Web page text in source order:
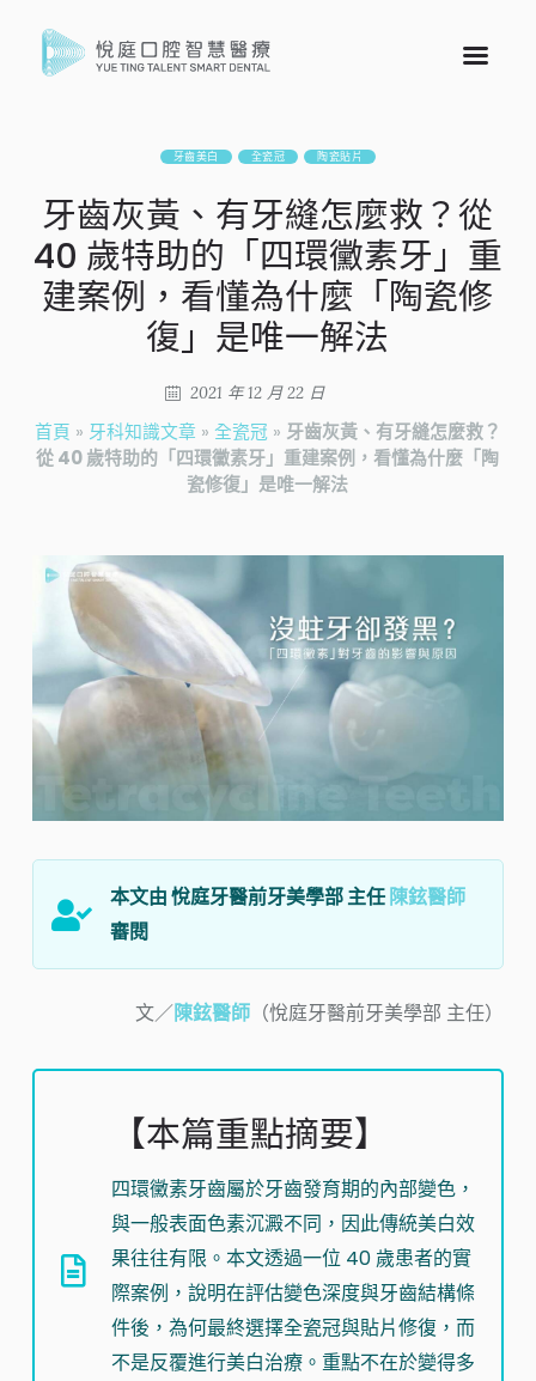
牙齒美白 全瓷冠 陶瓷貼片
牙齒灰黃、有牙縫怎麼救？從
40 歲特助的「四環黴素牙」重
建案例，看懂為什麼「陶瓷修
復」是唯一解法
2021 年 12 月 22 日
首頁 » 牙科知識文章 » 全瓷冠» 牙齒灰黃、有牙縫怎麼救？
從 40 歲特助的「四環黴素牙」重建案例，看懂為什麼「陶
瓷修復」是唯一解法
本文由 悅庭牙醫前牙美學部 主任陳鉉醫師
審閱
文／陳鉉醫師 （悅庭牙醫前牙美學部 主任）
【本篇重點摘要】
四環黴素牙齒屬於牙齒發育期的內部變色，
與一般表面色素沉澱不同，因此傳統美白效
果往往有限。本文透過一位 40 歲患者的實
際案例，說明在評估變色深度與牙齒結構條
件後，為何最終選擇全瓷冠與貼片修復，而
不是反覆進行美白治療。重點不在於變得多